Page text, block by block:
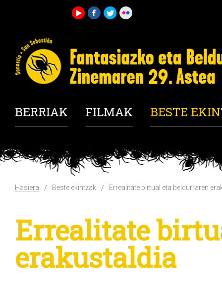
BERRIAK FILMAK BESTE
Hasiera Beste ekintzak Errealitate birtual eta beldurraren
Errealitate
erakustaldia